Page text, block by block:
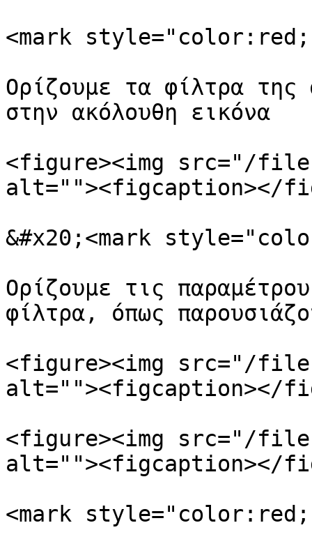
<mark
Ορίζουμε τα φίλτρα της
στην ακόλουθη εικόνα
<figure><img src="/
alt=""><figcaption></
&#x20;<mark
Ορίζουμε τις
φίλτρα, όπως
<figure><img src="/
alt=""><figcaption></
<figure><img src="/files/
alt=""><figcaption></
<mark